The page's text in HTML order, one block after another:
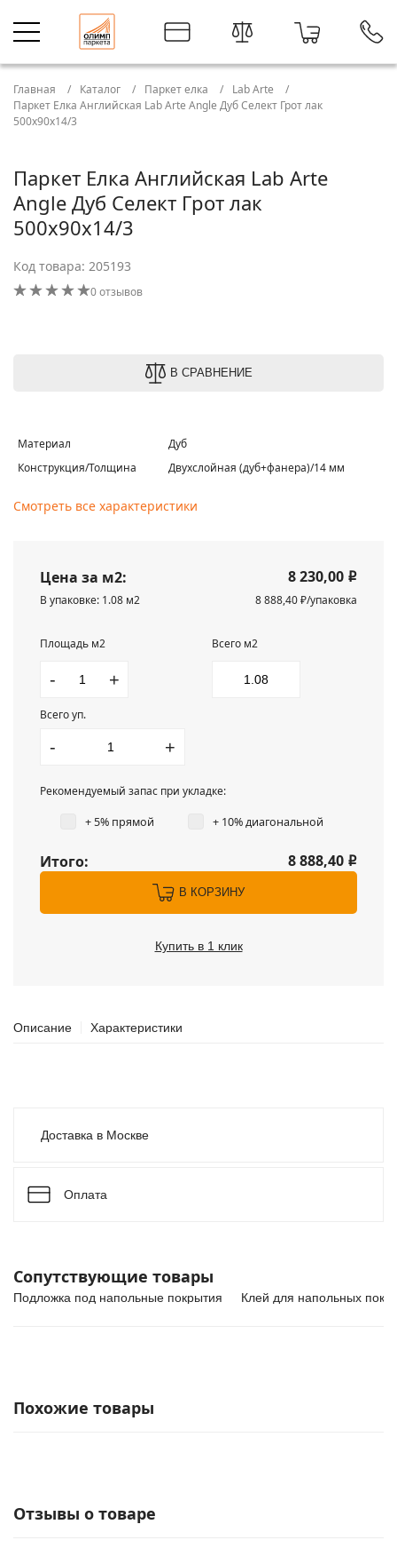
Главная Каталог Паркет елка
Lab Arte
Паркет Елка Английская Lab Arte Angle Дуб Селект Грот лак
500х90х14/3
Паркет Елка Английская Lab Arte
Angle Дуб Селект Грот лак
500х90х14/3
Код товара: 205193
0 отзывов
В СРАВНЕНИЕ
Материал
Дуб
Конструкция/Толщина
Двухслойная (дуб+фанера)/14 мм
Смотреть все характеристики
Цена за м2: 8 230,00 i
В упаковке: 1.08 м2 8 888,40 ₽/упаковка
Площадь м2
- +
Всего м2
Всего уп.
- +
Рекомендуемый запас при укладке:
+ 5% прямой + 10% диагональной
Итого: 8 888,40 i
В КОРЗИНУ
Купить в 1 клик
Описание Характеристики
Доставка в Москве
Оплата
Сопутствующие товары
Подложка под напольные покрытия Клей для напольных
Похожие товары
Отзывы о товаре